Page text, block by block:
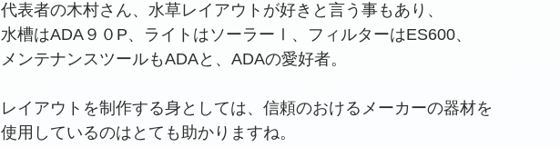
代表者の木村さん、水草レイアウトが好きと言う事もあり、
水槽はADA９０P、ライトはソーラーⅠ、フィルターはES600、
メンテナンスツールもADAと、ADAの愛好者。
レイアウトを制作する身としては、信頼のおけるメーカーの器材を
使用しているのはとても助かりますね。